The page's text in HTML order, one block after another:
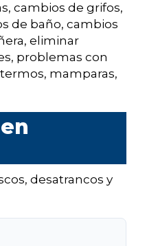
cambios de grifos,
de baño, cambios
eliminar
problemas con
mamparas,
desatrancos y